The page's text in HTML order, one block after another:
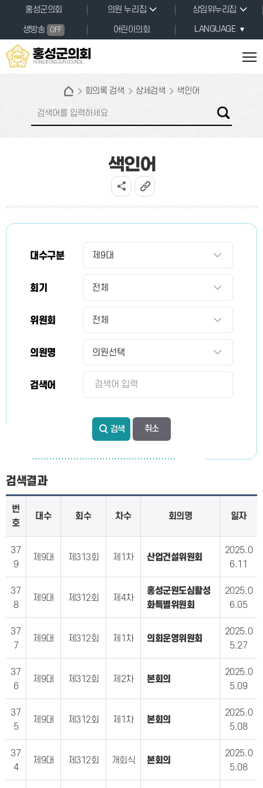
본문바로가기
홍성군의회 의원 누리집
상임위누리집
생방송
OFF 어린이의회 LANGUAGE
홍성군의회
HONGSEONG GUN COUNCIL
회의록 검색 상세검색 색인어
색인어
대수구분
회기
위원회
의원명
검색어
검색
검색결과
번
호
대수 회수 차수 회의명 일자
37
9
제9대 제313회 제1차 산업건설위원회
2025.0
6.11
37
8
제9대 제312회 제4차
홍성군원도심활성
화특별위원회
2025.0
6.05
37
7
제9대 제312회 제1차 의회운영위원회
2025.0
5.27
37
6
제9대 제312회 제2차 본회의
2025.0
5.09
37
5
제9대 제312회 제1차 본회의
2025.0
5.08
37
4
제9대 제312회 개회식 본회의
2025.0
5.08